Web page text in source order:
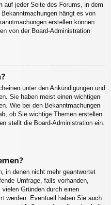
auf jeder Seite des Forums, in dem
hängt es von
erstellen können
von der Board-Administration
unter den Ankündigungen und
Sie haben meist einen wichtigen
Wie bei den Bekanntmachungen
ob Sie wichtige Themen erstellen
stellt die Board-Administration ein.
in denen nicht mehr geantwortet
Umfrage, falls vorhanden,
Gründen durch einen
werden. Eventuell haben Sie auch